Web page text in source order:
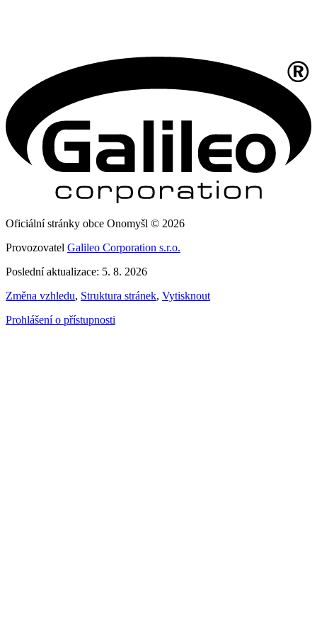
Oficiální stránky obce Onomyšl © 2026
Provozovatel Galileo Corporation s.r.o.
Poslední aktualizace: 5. 8. 2026
Změna vzhledu, Struktura stránek, Vytisknout
Prohlášení o přístupnosti